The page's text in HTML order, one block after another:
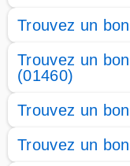
Trouvez un
Trouvez un
(01460)
Trouvez un
Trouvez un